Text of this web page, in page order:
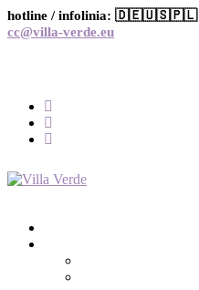
hotline / infolinia: 🇩🇪🇺🇸🇵🇱
cc@villa-verde.eu